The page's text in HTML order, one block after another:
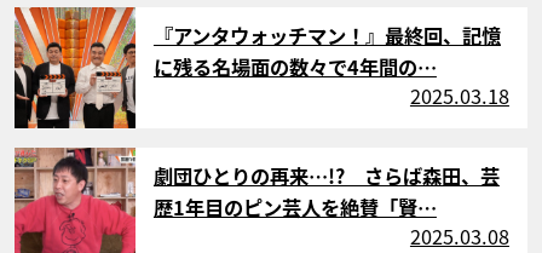
サムネイル
『アンタウォッチマン！』最終回、記憶
に残る名場面の数々で4年間の…
2025.03.18
サムネイル
劇団ひとりの再来…!? さらば森田、芸
歴1年目のピン芸人を絶賛「賢…
2025.03.08